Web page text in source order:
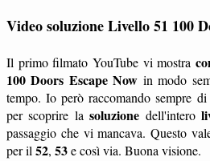
Video soluzione Livello 51 100
Il primo filmato YouTube vi mostra
100 Doors Escape Now in modo
tempo. Io però raccomando sempre
per scoprire lasoluzione dell'intero
passaggio che vi mancava. Questo
per il 52, 53e così via. Buona visione.